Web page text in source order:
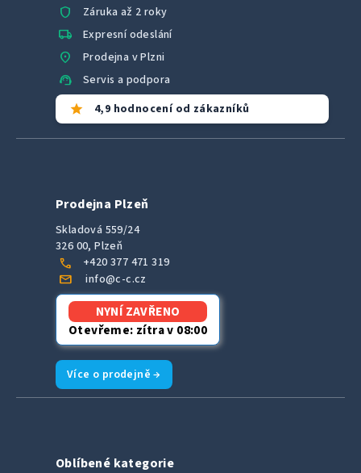
shield Záruka až 2 roky
local_shipping Expresní odeslání
location_on Prodejna v Plzni
support_agent Servis a podpora
star 4,9 hodnocení od zákazníků
Prodejna Plzeň
Skladová 559/24
326 00, Plzeň
call +420 377 471 319
mail info@c-c.cz
NYNÍ ZAVŘENO
Otevřeme: zítra v 08:00
Více o prodejně →
Oblíbené kategorie